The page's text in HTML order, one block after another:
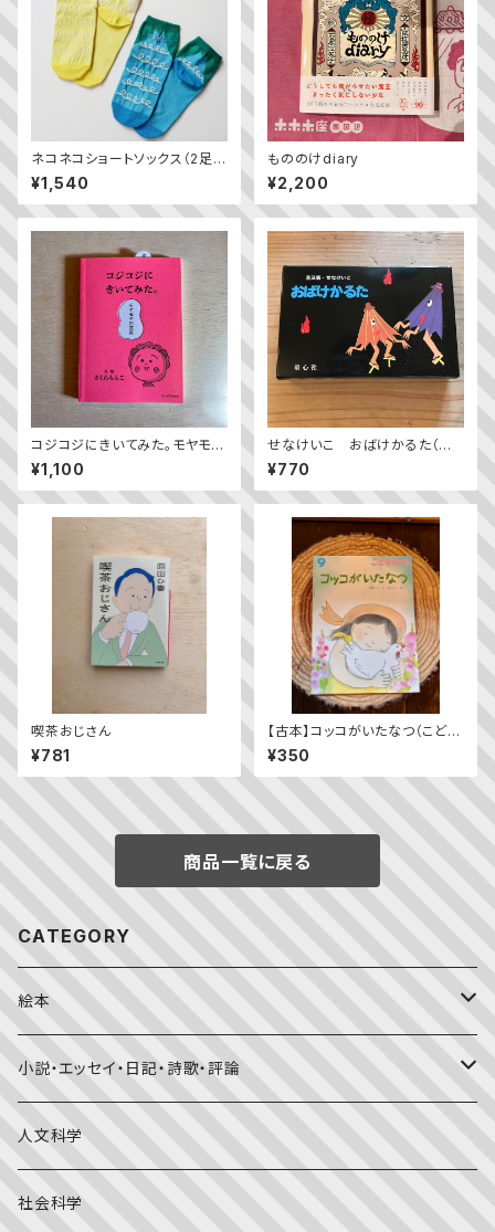
ネコネコショートソックス（2足
組）
¥1,540
もののけdiary
¥2,200
コジコジにきいてみた。モヤモヤ
問答集
¥1,100
せなけいこ おばけかるた（普
及版）
¥770
喫茶おじさん
¥781
【古本】コッコがいたなつ（こども
のとも2023年9月号）
¥350
商品一覧に戻る
CATEGORY
絵本
福音館書店月刊誌
こどものとも0.1.2
こどものとも年少版
その他の月刊誌
おはなしプーカ
日本の絵本
小説・エッセイ・日記・詩歌・評論
日本文学
詩・短歌・俳句・ことば
人文科学
社会科学